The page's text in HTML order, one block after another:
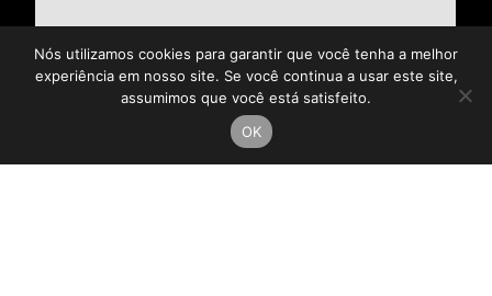
Nós utilizamos cookies para garantir que você tenha a melhor
experiência em nosso site. Se você continua a usar este site,
assumimos que você está satisfeito.
OK